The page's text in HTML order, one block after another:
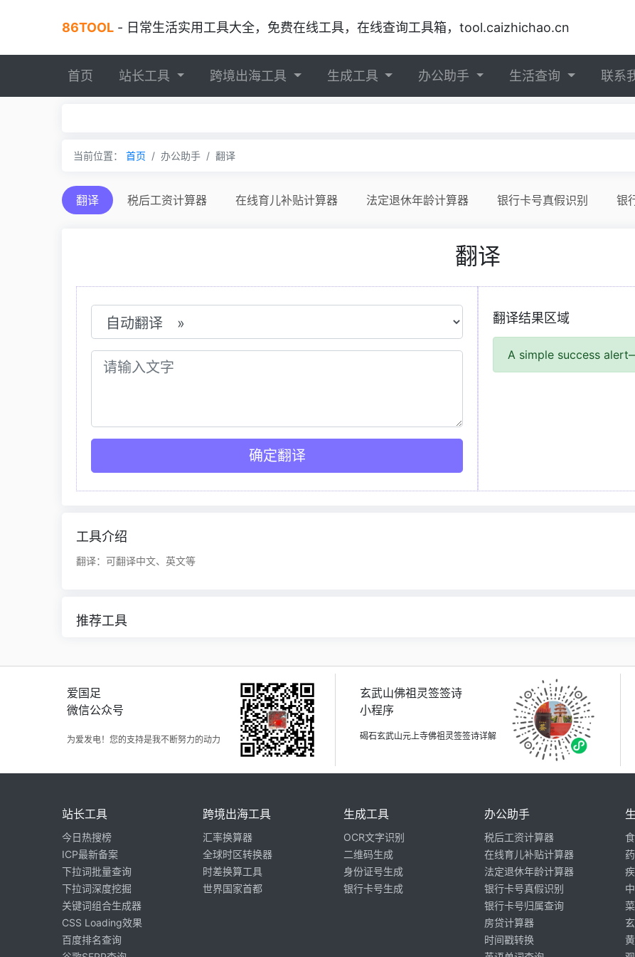
86TOOL - 日常生活实用工具大全，免费在线工具，在线查询工具箱，tool.caizhichao.cn
首页 站长工具 跨境出海工具 生成工具 办公助手 生活查询 联系
当前位置： 首页 办公助手 翻译
翻译 税后工资计算器 在线育儿补贴计算器 法定退休年龄计算器 银行卡号真假识别 银
翻译
确定翻译
翻译结果区域
A simple success
工具介绍
翻译：可翻译中文、英文等
推荐工具
爱国足
微信公众号
为爱发电！您的支持是我不断努力的动力
玄武山佛祖灵签签诗
小程序
碣石玄武山元上寺佛祖灵签签诗详解
站长工具
今日热搜榜
ICP最新备案
下拉词批量查询
下拉词深度挖掘
关键词组合生成器
CSS Loading效果
百度排名查询
跨境出海工具
汇率换算器
全球时区转换器
时差换算工具
世界国家首都
生成工具
OCR文字识别
二维码生成
身份证号生成
银行卡号生成
办公助手
税后工资计算器
在线育儿补贴计算器
法定退休年龄计算器
银行卡号真假识别
银行卡号归属查询
房贷计算器
时间戳转换